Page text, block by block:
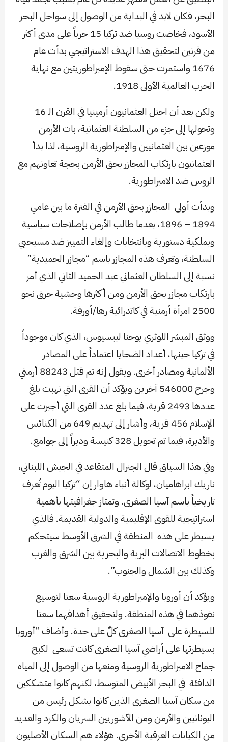
البحر، فكان لابد في البداية من الوصول إلى سواحل البحر
الأسود، فخاضت روسيا ضد تركيا 15 حرباً على مدى أكثر
من قرنين لتحقيق هذا الهدف الاستراتيجي بدأت عام
1676 واستمرت حتى سقوط الإمبراطوريتين مع نهاية
الحرب العالمية الأولى 1918.
ولكن بعد أن احتل العثمانيون أرمينيا في القرن الـ 16
وتحولها إلى جزء من السلطنة العثمانية، بات الأرمن
موزعين بين العثمانيين والإمبراطورية الروسية، لذا بدأ
العثمانيون بارتكاب المجازر بحق الأرمن بحجة تعاونهم مع
الروس ضد الامبراطورية.
وبدأت أولى المجازر بحق الأرمن في الفترة ما بين عامي
1894 – 1896، بعدما طالب الأرمن بإصلاحات سياسية
وبملكية دستورية وبانتخابات وإلغاء التمييز ضد مسيحيي
السلطنة، وتعرف هذه المجازر باسم “مجازر الحميدية”
نسبة إلى السلطان العثماني عبد الحميد الثاني الذي أمر
بارتكاب مجازر بحق الأرمن ومن أكثرها وحشية حرق نحو
2500 امرأة أرمنية في كاتدرائية رها/أورفة.
ووثق المبشر اللوثري يوحنا ليبسيوس، الذي كان موجوداً
في تركيا حينها، أعداد الضحايا اعتماداً على المصادر
الألمانية ومصادر أخرى. ويقول إنه تم قتل 88243 أرمني
وجرح 546000 آخرين ويؤكد أن القرى التي نهبت بلغ
عددها 2493 قرية، فيما بلغ عدد القرى التي أجبرت على
الإسلام 456 قرية، وأشار إلى تهديم 649 من الكنائس
والأديرة، فيما تم تحويل 328 كنيسة وديراً إلى جوامع.
وفي هذا السياق قال الجنرال المتقاعد في الجيش اللبناني،
ناريك ابراهاميان، لوكالة أنباء هاوار إن “تركيا اليوم تُعرف
تاريخياً باسم آسيا الصغرى. وتمتاز جغرافيتها بأهمية
استراتيجية للقوى الإقليمية والدولية القديمة. فالذي
يسيطر على هذه المنطقة في الشرق الأوسط سيتحكم
بخطوط الاتصالات البرية والبحرية بين الشرق والغرب
وكذلك بين الشمال والجنوب”.
ويؤكد أن أوروبا والإمبراطورية الروسية سعتا لتوسيع
نفوذهما في هذه المنطقة. ولتحقيق أهدافهما سعتا
للسيطرة على آسيا الصغرى كلٌ على حدة. وأضاف “أوروبا
بسيطرتها على أراضي آسيا الصغرى كانت تسعى لكبح
جماح الامبراطورية الروسية ومنعها من الوصول إلى المياه
الدافئة في البحر الأبيض المتوسط، لكنهم كانوا متشككين
من سكان آسيا الصغرى الذين كانوا بشكل رئيس من
اليونانيين والأرمن ومن الآشوريين السريان والكرد والعديد
من الكيانات العرقية الأخرى. هؤلاء هم السكان الأصليون